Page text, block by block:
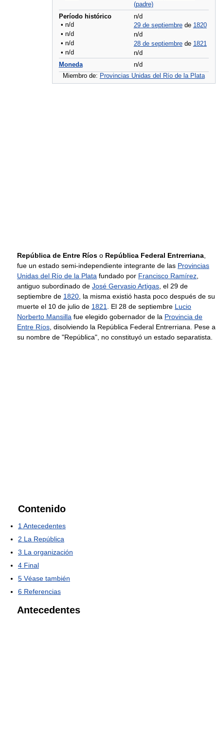
(padre)
Período histórico
n/d
• n/d
29 de septiembrede 1820
• n/d
n/d
• n/d
28 de septiembrede 1821
• n/d
n/d
Moneda
n/d
Miembro de: Provincias Unidas del Río de la Plata
República de Entre Ríos o República Federal Entrerriana
fue un estado semi-independiente integrante de las Provincias
Unidas del Río de la Plata fundado por Francisco Ramírez
antiguo subordinado de José Gervasio Artigas , el 29 de
septiembre de 1820 , la misma existió hasta poco después de su
muerte el 10 de julio de 1821 . El 28 de septiembre Lucio
Norberto Mansilla fue elegido gobernador de la Provincia de
Entre Ríos , disolviendo la República Federal Entrerriana. Pese a
su nombre de "República", no constituyó un estado separatista.
Contenido
1 Antecedentes
2 La República
3 La organización
4 Final
5 Véase también
6 Referencias
Antecedentes